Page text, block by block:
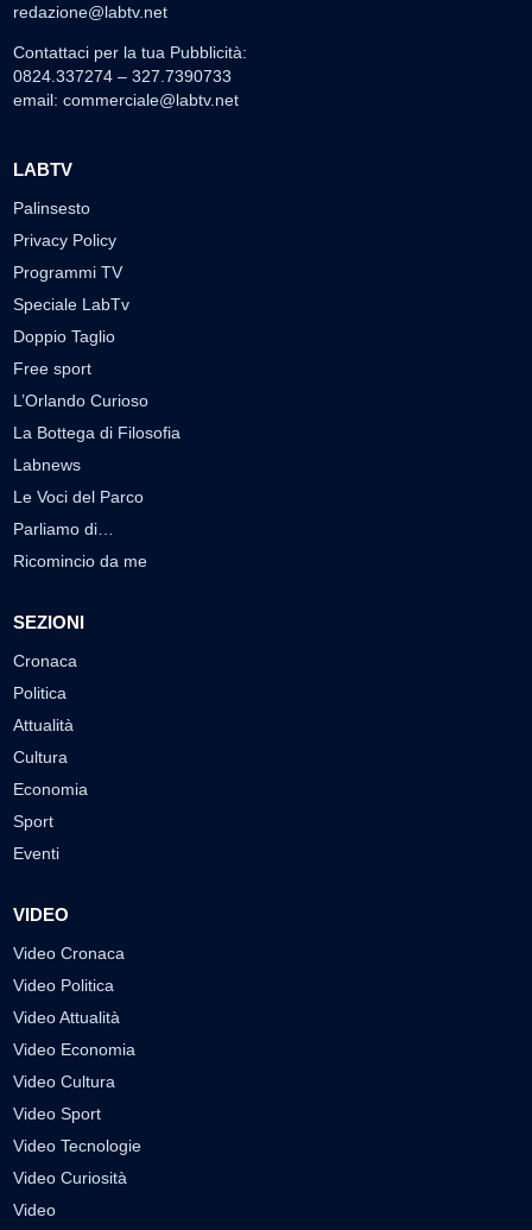
redazione@labtv.net
Contattaci per la tua Pubblicità:
0824.337274 – 327.7390733
email: commerciale@labtv.net
LABTV
Palinsesto
Privacy Policy
Programmi TV
Speciale LabTv
Doppio Taglio
Free sport
L’Orlando Curioso
La Bottega di Filosofia
Labnews
Le Voci del Parco
Parliamo di…
Ricomincio da me
SEZIONI
Cronaca
Politica
Attualità
Cultura
Economia
Sport
Eventi
VIDEO
Video Cronaca
Video Politica
Video Attualità
Video Economia
Video Cultura
Video Sport
Video Tecnologie
Video Curiosità
Video